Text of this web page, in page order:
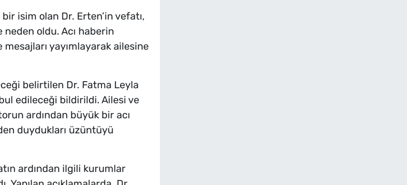
isim olan Dr. Erten’in vefatı,
neden oldu. Acı haberin
mesajları yayımlayarak ailesine
belirtilen Dr. Fatma Leyla
edileceği bildirildi. Ailesi ve
ardından büyük bir acı
duydukları üzüntüyü
ardından ilgili kurumlar